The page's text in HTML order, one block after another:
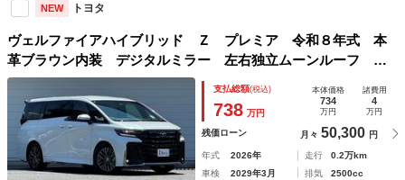
NEW トヨタ
ヴェルファイアハイブリッド Ｚ プレミア 令和８年式 本
革ブラウン内装 デジタルミラー 左右独立ムーンルーフ ア
ドバンストドライブ＆パーク ヘッドアップディスプレイ シ
ートヒーター＆ベンチレーション 電動オットマン ドラレコ
前後 純正１９ＡＷ
支払総額(税込)
738 万円
本体価格
734
万円
諸費用
4
万円
残価ローン 月々 50,300 円
年式 2026年 走行
0.2万km
車検
2029年3月 排気
2500cc